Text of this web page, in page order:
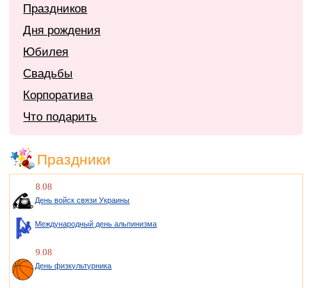
Праздников
Дня рождения
Юбилея
Свадьбы
Корпоратива
Что подарить
Праздники
8.08
День войск связи Украины
Международный день альпинизма
9.08
День физкультурника